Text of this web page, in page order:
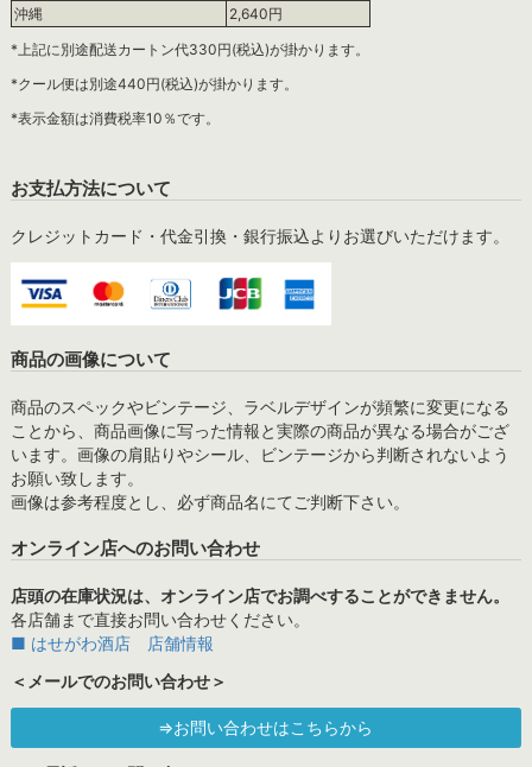
沖縄
2,640円
*上記に別途配送カートン代330円(税込)が掛かります。
*クール便は別途440円(税込)が掛かります。
*表示金額は消費税率10％です。
お支払方法について
クレジットカード・代金引換・銀行振込よりお選びいただけます。
商品の画像について
商品のスペックやビンテージ、ラベルデザインが頻繁に変更になる
ことから、商品画像に写った情報と実際の商品が異なる場合がござ
います。画像の肩貼りやシール、ビンテージから判断されないよう
お願い致します。
画像は参考程度とし、必ず商品名にてご判断下さい。
オンライン店へのお問い合わせ
店頭の在庫状況は、オンライン店でお調べすることができません。
各店舗まで直接お問い合わせください。
■ はせがわ酒店 店舗情報
＜メールでのお問い合わせ＞
⇒お問い合わせはこちらから